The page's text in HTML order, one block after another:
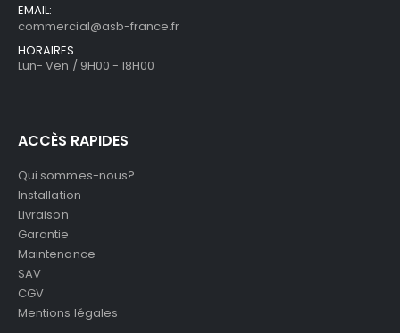
EMAIL:
commercial@asb-france.fr
HORAIRES
Lun- Ven / 9H00 - 18H00
ACCÈS RAPIDES
Qui sommes-nous?
Installation
Livraison
Garantie
Maintenance
SAV
CGV
Mentions légales